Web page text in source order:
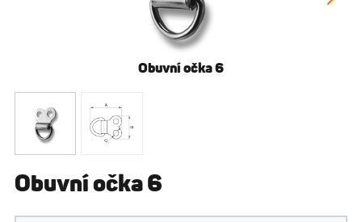
Obuvní očka 6
Obuvní očka 6